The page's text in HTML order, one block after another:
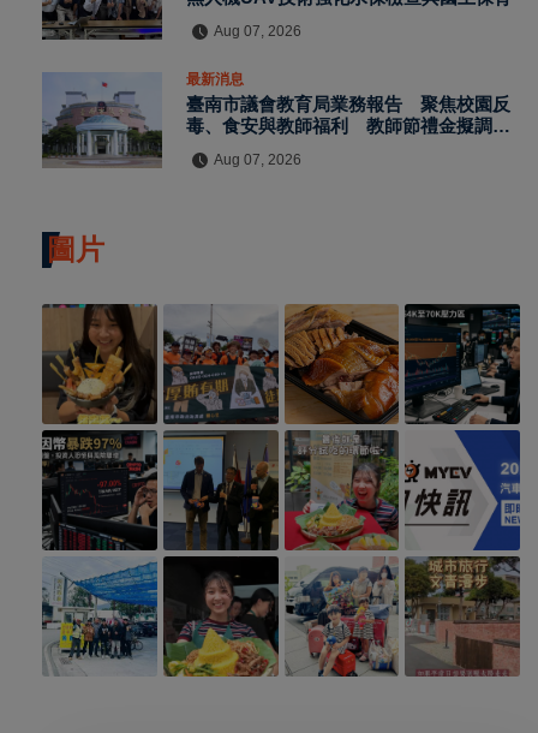
Aug 07, 2026
最新消息
臺南市議會教育局業務報告 聚焦校園反
毒、食安與教師福利 教師節禮金擬調升
Aug 07, 2026
圖片